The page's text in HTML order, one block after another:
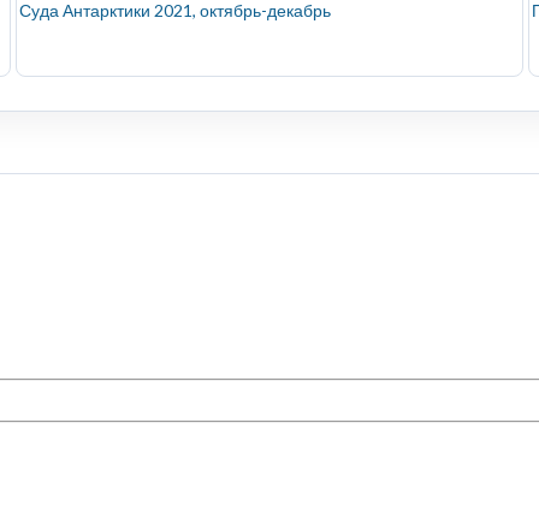
Суда Антарктики 2021, октябрь-декабрь